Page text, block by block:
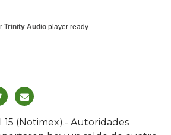
Trinity Audio player ready...
15 (Notimex).- Autoridades